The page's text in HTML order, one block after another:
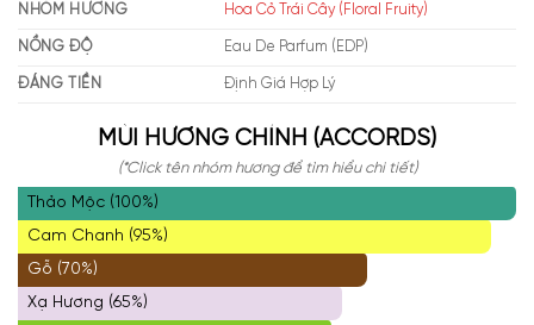
NHÓM HƯƠNG Hoa Cỏ Trái Cây (Floral Fruity)
NỒNG ĐỘ Eau De Parfum (EDP)
ĐÁNG TIỀN Định Giá Hợp Lý
MÙI HƯƠNG CHÍNH (ACCORDS)
(*Click tên nhóm hương để tìm hiểu chi tiết)
Thảo Mộc (100%)
Cam Chanh (95%)
Gỗ (70%)
Xạ Hương (65%)